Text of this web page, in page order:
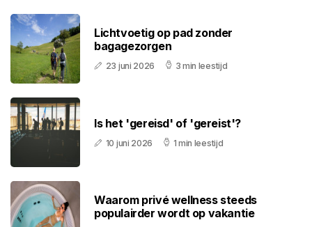
Lichtvoetig op pad zonder
bagagezorgen
23 juni 2026 3 min leestijd
Is het 'gereisd' of 'gereist'?
10 juni 2026 1 min leestijd
Waarom privé wellness steeds
populairder wordt op vakantie